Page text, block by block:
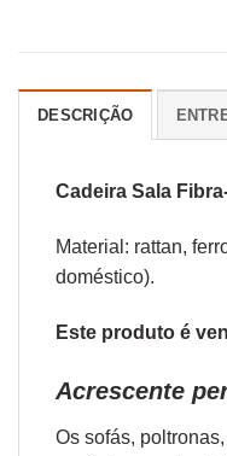
DESCRIÇÃO
Cadeira Sala
Material: rattan,
doméstico).
Este produto é
Acrescente
Os sofás, poltronas,